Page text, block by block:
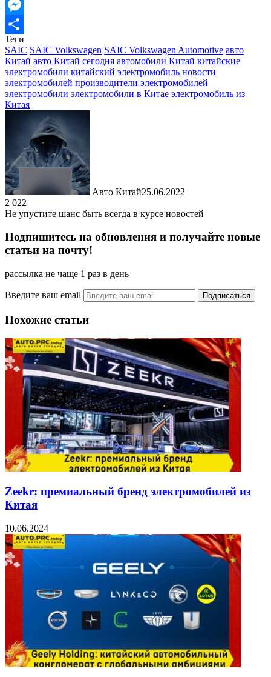
Email
Messenger
Отправить
Теги
SAIC SAIC Volkswagen SAIC Volkswagen Automotive авто
Китай авто Китай сегодня автомобили Китай китайские
электромобили китайский электромобиль новости
электромобилей производители электромобилей
электромобили электромобили в Китае электромобиль из
Китая
Авто Китай25.06.2022
2 022
Не упустите шанс быть всегда в курсе новостей
Подпишитесь на обновления и получайте новые
статьи на почту!
рассылка не чаще 1 раз в день
Введите ваш email
Похожие статьи
Zeekr: премиальный бренд электромобилей из
Китая
10.06.2024